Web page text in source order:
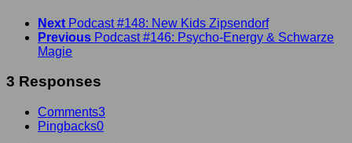
Next Podcast #148: New Kids Zipsendorf
Previous Podcast #146: Psycho-Energy & Schwarze
Magie
3 Responses
Comments3
Pingbacks0